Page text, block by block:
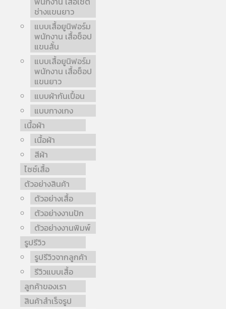
ช่างแขนยาว
แบบเสื้อยูนิฟอร์ม
พนักงาน เสื้อช็อป
แขนสั้น
แบบเสื้อยูนิฟอร์ม
พนักงาน เสื้อช็อป
แขนยาว
แบบผ้ากันเปื้อน
แบบกางเกง
เนื้อผ้า
เนื้อผ้า
สีผ้า
ไซซ์เสื้อ
ตัวอย่างสินค้า
ตัวอย่างเสื้อ
ตัวอย่างงานปัก
ตัวอย่างงานพิมพ์
รูปรีวิว
รูปรีวิวจากลูกค้า
รีวิวแบบเสื้อ
ลูกค้าของเรา
สินค้าสำเร็จรูป